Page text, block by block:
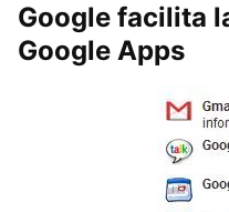
Google facilita
Google Apps